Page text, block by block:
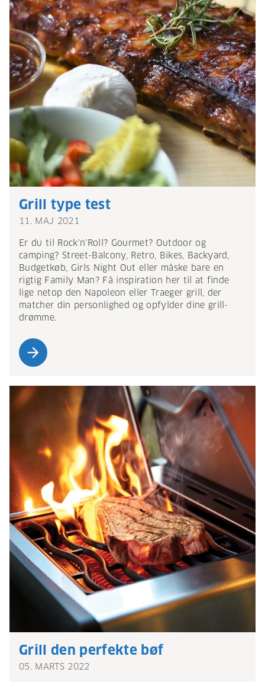
Grill type test
11. MAJ 2021
Er du til Rock’n’Roll? Gourmet? Outdoor og
camping? Street-Balcony, Retro, Bikes, Backyard,
Budgetkøb, Girls Night Out eller måske bare en
rigtig Family Man? Få inspiration her til at finde
lige netop den Napoleon eller Traeger grill, der
matcher din personlighed og opfylder dine grill-
drømme.
arrow_forward
Grill den perfekte bøf
05. MARTS 2022